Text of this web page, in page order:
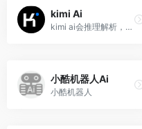
kimi Ai
kimi ai会推理解析，能深度思...
小酷机器人Ai
小酷机器人